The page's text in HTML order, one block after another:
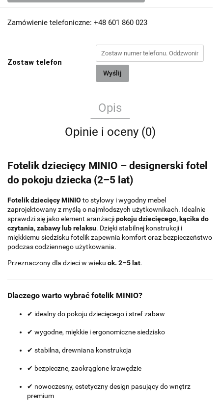
Zamówienie telefoniczne: +48 601 860 023
Zostaw telefon
Wyślij
Opis
Opinie i oceny (0)
Fotelik dziecięcy MINIO – designerski fotel
do pokoju dziecka (2–5 lat)
Fotelik dziecięcy MINIO to stylowy i wygodny mebel
zaprojektowany z myślą o najmłodszych użytkownikach. Idealnie
sprawdzi się jako element aranżacjipokoju dziecięcego, kącika do
czytania, zabawy lub relaksu. Dzięki stabilnej konstrukcji i
miękkiemu siedzisku fotelik zapewnia komfort oraz bezpieczeństwo
podczas codziennego użytkowania.
Przeznaczony dla dzieci w wieku ok. 2–5 lat.
Dlaczego warto wybrać fotelik MINIO?
✔ idealny do pokoju dziecięcego i stref zabaw
✔ wygodne, miękkie i ergonomiczne siedzisko
✔ stabilna, drewniana konstrukcja
✔ bezpieczne, zaokrąglone krawędzie
✔ nowoczesny, estetyczny design pasujący do wnętrz
premium